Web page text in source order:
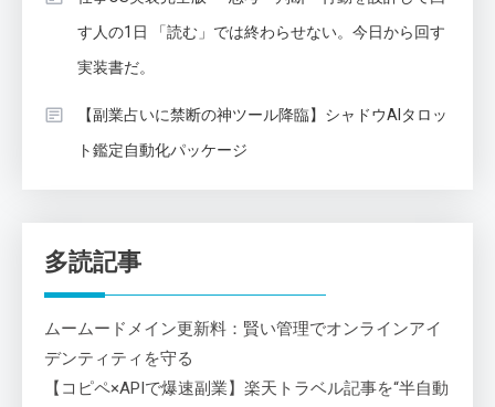
す人の1日 「読む」では終わらせない。今日から回す
実装書だ。
【副業占いに禁断の神ツール降臨】シャドウAIタロッ
ト鑑定自動化パッケージ
多読記事
ムームードメイン更新料：賢い管理でオンラインアイ
デンティティを守る
【コピペ×APIで爆速副業】楽天トラベル記事を“半自動